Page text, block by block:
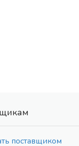
поставщиком